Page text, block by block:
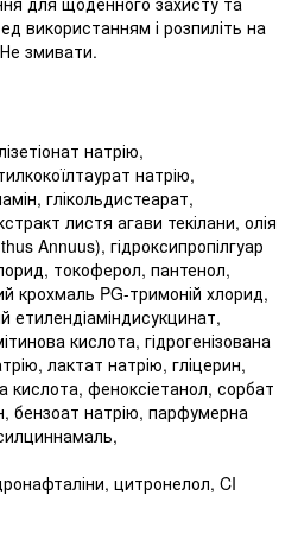
використанням і розпиліть на
змивати.
натрію,
натрію,
глікольдистеарат,
листя агави текілани, олія
Annuus), гідроксипропілгуар
токоферол, пантенол,
крохмаль PG-тримоній хлорид,
етилендіаміндисукцинат,
кислота, гідрогенізована
лактат натрію, гліцерин,
феноксіетанол, сорбат
бензоат натрію, парфумерна
цитронелол, CI